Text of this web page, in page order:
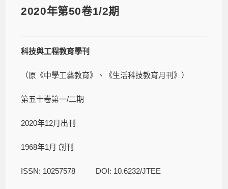
2020年第50卷1/2期
科技與工程教育學刊
（原《中學工藝教育》、《生活科技教育月刊》）
第五十卷第一/二期
2020年12月出刊
1968年1月 創刊
ISSN: 10257578 DOI: 10.6232/JTEE